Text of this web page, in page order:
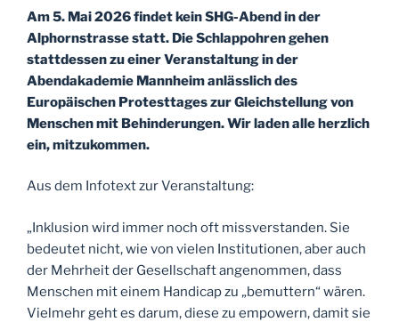
Am 5. Mai 2026 findet kein SHG-Abend in der
Alphornstrasse statt. Die Schlappohren gehen
stattdessen zu einer Veranstaltung in der
Abendakademie Mannheim anlässlich des
Europäischen Protesttages zur Gleichstellung von
Menschen mit Behinderungen. Wir laden alle herzlich
ein, mitzukommen.
Aus dem Infotext zur Veranstaltung:
„Inklusion wird immer noch oft missverstanden. Sie
bedeutet nicht, wie von vielen Institutionen, aber auch
der Mehrheit der Gesellschaft angenommen, dass
Menschen mit einem Handicap zu „bemuttern“ wären.
Vielmehr geht es darum, diese zu empowern, damit sie